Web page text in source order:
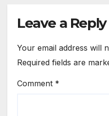
Leave a Reply
Your email address will
Required fields are
Comment *